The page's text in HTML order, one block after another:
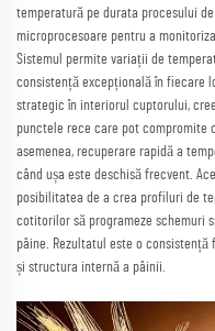
temperatură pe durata procesului
microprocesoare pentru a
Sistemul permite variații de
consistență excepțională în fiecare
strategic în interiorul cuptorului,
punctele rece care pot compromite
asemenea, recuperare rapidă a
când ușa este deschisă frecvent.
posibilitatea de a crea profiluri de
cotitorilor să programeze schemuri
pâine. Rezultatul este o
și structura internă a pâinii.